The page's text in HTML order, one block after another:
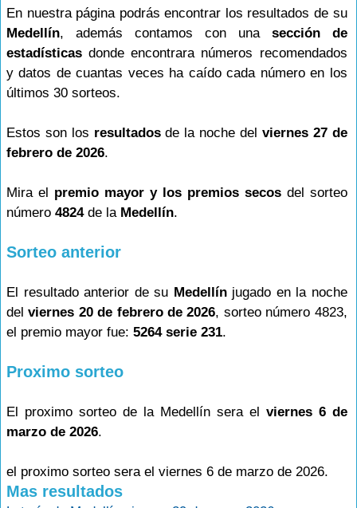
En nuestra página podrás encontrar los resultados de su
Medellín, además contamos con una sección de
estadísticas donde encontrara números recomendados
y datos de cuantas veces ha caído cada número en los
últimos 30 sorteos.
Estos son los resultadosde la noche del viernes 27 de
febrero de 2026.
Mira el premio mayor y los premios secosdel sorteo
número 4824de la Medellín.
Sorteo anterior
El resultado anterior de su Medellínjugado en la noche
delviernes 20 de febrero de 2026, sorteo número 4823,
el premio mayor fue: 5264 serie 231.
Proximo sorteo
El proximo sorteo de la Medellín sera el viernes 6 de
marzo de 2026.
el proximo sorteo sera el viernes 6 de marzo de 2026.
Mas resultados